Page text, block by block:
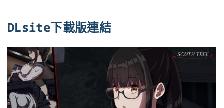
DLsite下載版連結